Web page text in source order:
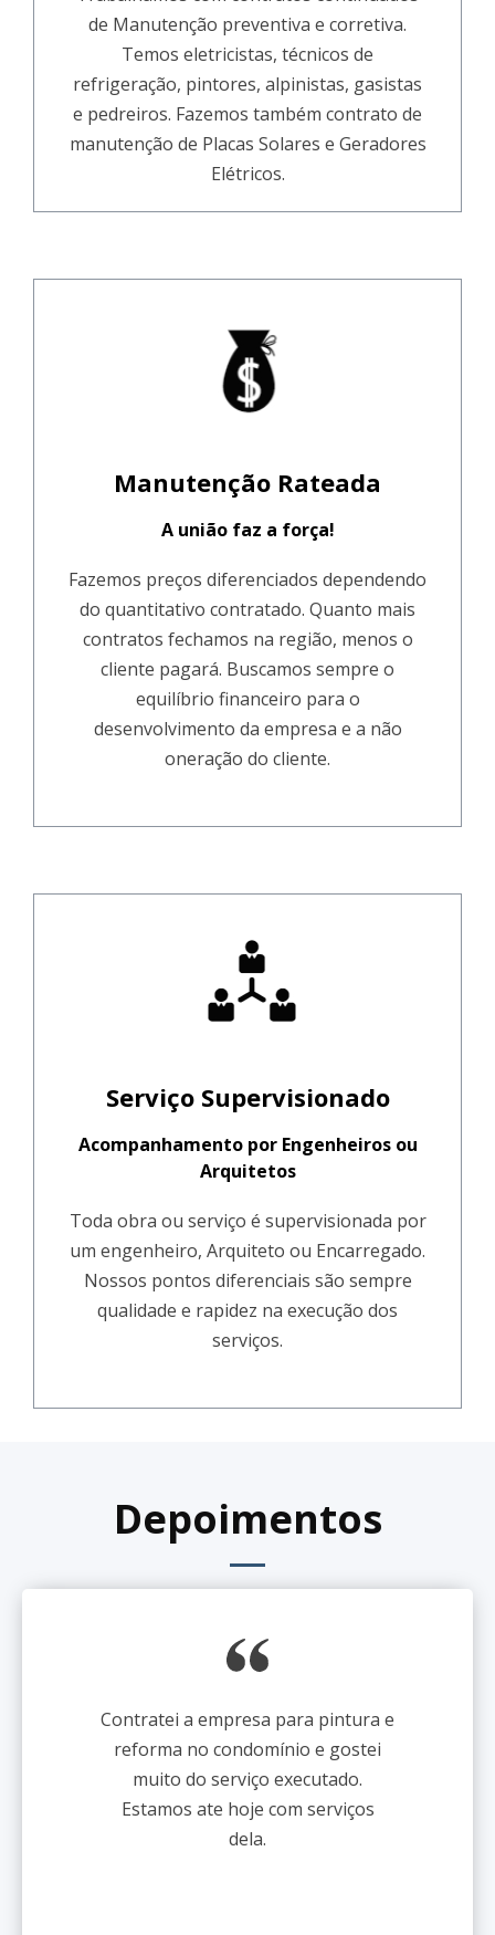
de Manutenção preventiva e corretiva.
Temos eletricistas, técnicos de
refrigeração, pintores, alpinistas, gasistas
e pedreiros. Fazemos também contrato de
manutenção de Placas Solares e Geradores
Elétricos.
Manutenção Rateada
A união faz a força!
Fazemos preços diferenciados dependendo
do quantitativo contratado. Quanto mais
contratos fechamos na região, menos o
cliente pagará. Buscamos sempre o
equilíbrio financeiro para o
desenvolvimento da empresa e a não
oneração do cliente.
Serviço Supervisionado
Acompanhamento por Engenheiros ou
Arquitetos
Toda obra ou serviço é supervisionada por
um engenheiro, Arquiteto ou Encarregado.
Nossos pontos diferenciais são sempre
qualidade e rapidez na execução dos
serviços.
Depoimentos
Contratei a empresa para pintura e
reforma no condomínio e gostei
muito do serviço executado.
Estamos ate hoje com serviços
dela.